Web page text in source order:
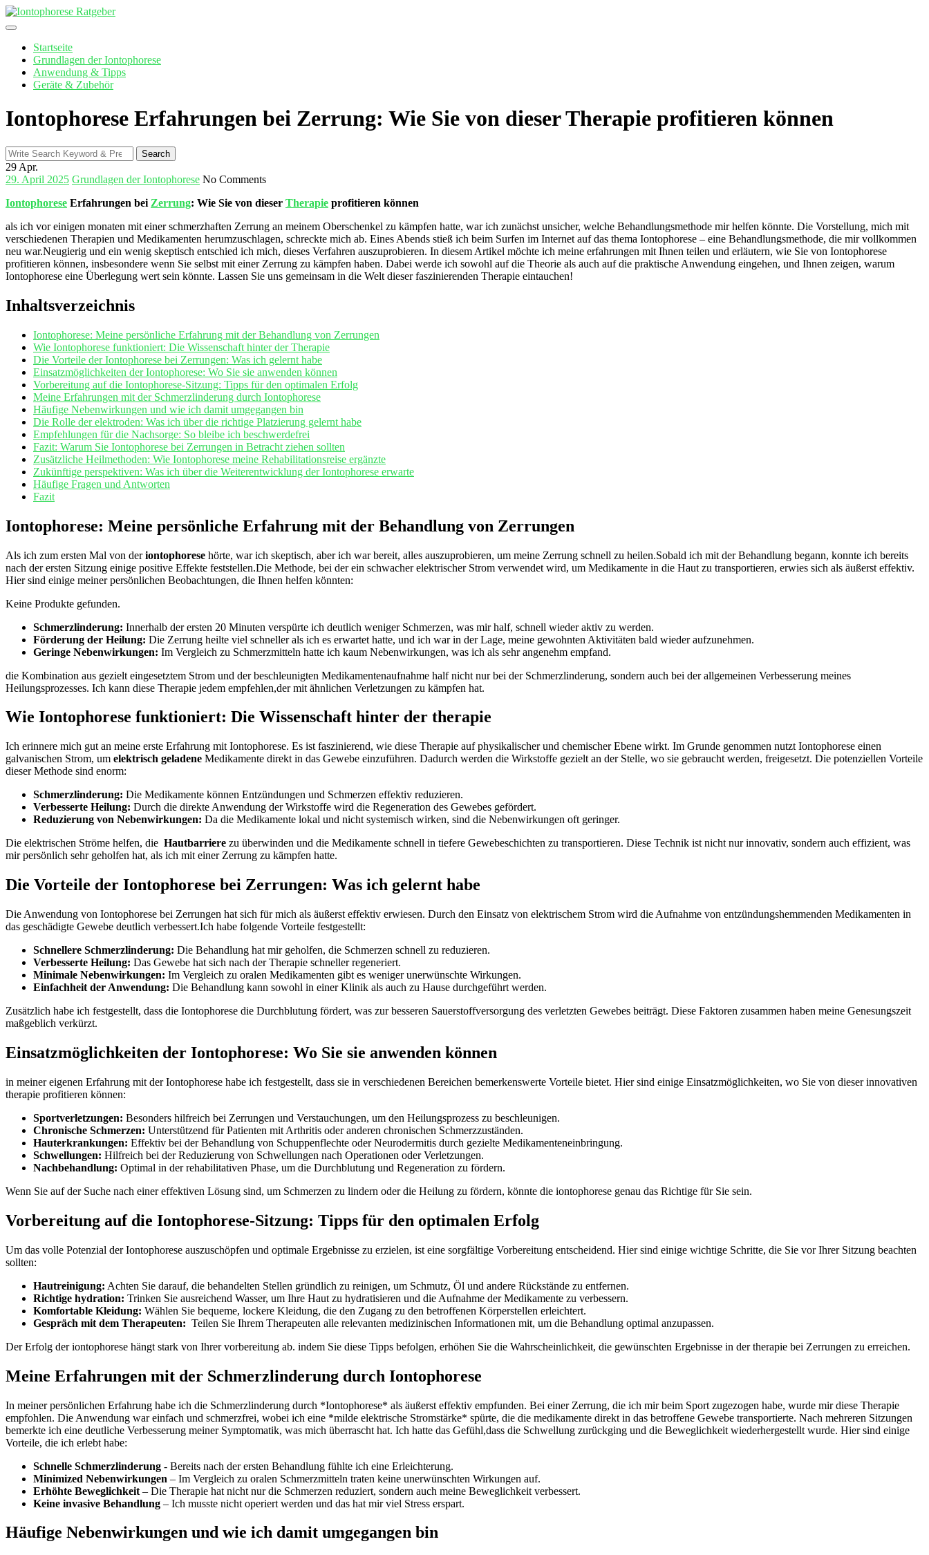
Skip
to
Startseite
Grundlagen der Iontophorese
Anwendung & Tipps
Geräte & Zubehör
Iontophorese Erfahrungen bei Zerrung: Wie Sie von dieser Therapie profitieren können
Search
for:
Search
29 Apr.
29. April 2025 Grundlagen der Iontophorese No Comments
Iontophorese Erfahrungen bei Zerrung: Wie Sie von dieser ‍ Therapie profitieren können
als‌ ich vor einigen monaten mit einer schmerzhaften Zerrung an meinem Oberschenkel ⁤zu kämpfen hatte, war ich zunächst unsicher, welche Behandlungsmethode mir helfen könnte. Die Vorstellung, mich mit
⁣verschiedenen Therapien und Medikamenten herumzuschlagen, schreckte ‍mich ab. Eines ⁤Abends stieß ich beim Surfen⁢ im Internet ⁣auf das thema ‍Iontophorese – eine Behandlungsmethode, die mir vollkommen
neu war.Neugierig und ein wenig skeptisch entschied ich mich,‌ dieses ‌Verfahren auszuprobieren. In‍ diesem Artikel möchte ich meine ⁢erfahrungen mit Ihnen ‍teilen und erläutern, ​wie Sie von⁤ Iontophorese
profitieren können, ​insbesondere wenn Sie selbst​ mit einer Zerrung zu kämpfen haben. Dabei werde ich ⁤sowohl auf die Theorie als auch auf die praktische Anwendung eingehen, und Ihnen zeigen, warum
Iontophorese eine Überlegung wert sein könnte. Lassen Sie uns gemeinsam in ⁤die Welt dieser faszinierenden Therapie eintauchen!
Inhaltsverzeichnis
Iontophorese: Meine persönliche Erfahrung mit der Behandlung von Zerrungen
Wie Iontophorese funktioniert: Die Wissenschaft hinter der Therapie
Die Vorteile der Iontophorese bei Zerrungen: Was ich gelernt habe
Einsatzmöglichkeiten der Iontophorese: Wo Sie sie anwenden‍ können
Vorbereitung auf die Iontophorese-Sitzung: Tipps ⁤für den optimalen Erfolg
Meine Erfahrungen mit der Schmerzlinderung durch Iontophorese
Häufige Nebenwirkungen und wie ich damit ‍umgegangen bin
Die Rolle der elektroden: Was ich über die richtige Platzierung gelernt ⁣habe
Empfehlungen für ⁣die Nachsorge: So bleibe ich beschwerdefrei
Fazit: Warum Sie Iontophorese bei Zerrungen ⁢in Betracht ⁤ziehen sollten
Zusätzliche Heilmethoden: Wie⁤ Iontophorese meine Rehabilitationsreise ergänzte
Zukünftige perspektiven: Was ich über die Weiterentwicklung der Iontophorese ⁢erwarte
Häufige Fragen und Antworten
Fazit
Iontophorese: Meine persönliche ⁤Erfahrung mit der Behandlung von Zerrungen
Als ich⁤ zum ersten Mal von‌ deriontophorese hörte, war ich‌ skeptisch, aber ich war⁤ bereit, alles auszuprobieren, um meine Zerrung schnell zu heilen.Sobald ich mit der Behandlung begann, konnte ⁢ich bereits
nach ⁣der ersten Sitzung einige positive ‍Effekte feststellen.Die‍ Methode, bei der ein schwacher ⁤elektrischer Strom verwendet wird, um Medikamente in die ‍Haut zu transportieren, erwies sich als äußerst effektiv.
Hier sind einige meiner persönlichen ‌Beobachtungen, die Ihnen helfen könnten:
Keine Produkte gefunden.
Schmerzlinderung: Innerhalb der ⁣ersten 20 Minuten verspürte ‌ich deutlich weniger Schmerzen,‍ was ⁣mir half, schnell wieder aktiv ⁣zu​ werden.
Förderung der Heilung: Die Zerrung heilte viel schneller⁤ als ich es erwartet hatte, und ich war in der Lage, meine gewohnten Aktivitäten ‍bald wieder aufzunehmen.
Geringe Nebenwirkungen: Im ⁣Vergleich zu Schmerzmitteln ⁣hatte ich kaum Nebenwirkungen, was ich als sehr angenehm​ empfand.
die ​Kombination aus gezielt eingesetztem Strom und der beschleunigten Medikamentenaufnahme half nicht nur bei der ​Schmerzlinderung, sondern⁢ auch bei der allgemeinen ‍Verbesserung‍ meines
Heilungsprozesses. Ich‍ kann diese Therapie jedem empfehlen,der mit ähnlichen ⁤Verletzungen zu kämpfen hat.
Wie Iontophorese funktioniert: Die ⁢Wissenschaft hinter der therapie
Ich erinnere​ mich gut an meine erste Erfahrung​ mit Iontophorese. Es ist faszinierend, wie diese Therapie auf physikalischer und chemischer Ebene wirkt. Im ⁤Grunde genommen nutzt Iontophorese einen
⁣galvanischen Strom, um elektrisch‌ geladene ‍Medikamente direkt in ​das Gewebe einzuführen. Dadurch werden die⁢ Wirkstoffe gezielt an der Stelle, wo‌ sie gebraucht werden, freigesetzt. Die potenziellen Vorteile
dieser Methode sind enorm:
Schmerzlinderung: Die Medikamente können Entzündungen und Schmerzen effektiv reduzieren.
Verbesserte Heilung: Durch die direkte ⁢Anwendung der Wirkstoffe wird die Regeneration des Gewebes gefördert.
Reduzierung ⁣von Nebenwirkungen: Da die Medikamente‍ lokal und nicht systemisch wirken, sind⁢ die ‌Nebenwirkungen oft geringer.
Die elektrischen Ströme helfen, die ⁤ Hautbarriere zu überwinden und die Medikamente schnell in⁤ tiefere Gewebeschichten zu transportieren. Diese Technik ist nicht nur innovativ, sondern auch effizient, was
mir⁢ persönlich sehr geholfen hat, als ich mit einer Zerrung zu kämpfen hatte.
Die Vorteile der Iontophorese‍ bei Zerrungen: ​Was‍ ich gelernt​ habe
Die Anwendung von Iontophorese bei Zerrungen hat sich‍ für mich als äußerst effektiv erwiesen. Durch den Einsatz von elektrischem‍ Strom wird die ⁢Aufnahme von entzündungshemmenden Medikamenten in
das geschädigte Gewebe deutlich verbessert.Ich habe folgende Vorteile festgestellt:
Schnellere Schmerzlinderung: Die Behandlung hat mir geholfen,‍ die Schmerzen schnell zu reduzieren.
Verbesserte Heilung: Das Gewebe hat sich nach ⁣der Therapie schneller regeneriert.
Minimale Nebenwirkungen: Im Vergleich zu oralen Medikamenten gibt es ‍weniger unerwünschte Wirkungen.
Einfachheit der Anwendung: Die Behandlung kann sowohl in einer Klinik als auch zu Hause durchgeführt werden.
Zusätzlich habe⁤ ich festgestellt, dass die Iontophorese die Durchblutung fördert, was ‌zur besseren Sauerstoffversorgung des verletzten Gewebes beiträgt. ⁣Diese Faktoren‌ zusammen haben meine Genesungszeit
maßgeblich verkürzt.
Einsatzmöglichkeiten der Iontophorese: Wo⁢ Sie sie anwenden können
in meiner eigenen Erfahrung mit⁢ der Iontophorese habe ich festgestellt, dass sie ‌in verschiedenen Bereichen ⁢bemerkenswerte ⁣Vorteile bietet. Hier sind einige Einsatzmöglichkeiten, wo​ Sie von dieser innovativen
therapie profitieren können:
Sportverletzungen: Besonders hilfreich bei Zerrungen und Verstauchungen, um den Heilungsprozess zu beschleunigen.
Chronische Schmerzen: Unterstützend ⁤für Patienten mit Arthritis ⁤oder anderen chronischen Schmerzzuständen.
Hauterkrankungen: ‍Effektiv bei der Behandlung von Schuppenflechte oder Neurodermitis durch gezielte Medikamenteneinbringung.
Schwellungen: ‍Hilfreich ⁢bei der Reduzierung von Schwellungen nach Operationen oder Verletzungen.
Nachbehandlung: Optimal in⁤ der rehabilitativen‍ Phase, um​ die Durchblutung und Regeneration zu fördern.
Wenn Sie auf der ⁣Suche nach einer effektiven Lösung sind, um ⁣Schmerzen zu lindern oder die Heilung zu fördern, könnte die iontophorese genau das Richtige für Sie sein.
Vorbereitung auf die Iontophorese-Sitzung: Tipps für den optimalen Erfolg
Um das volle Potenzial der Iontophorese auszuschöpfen und⁣ optimale Ergebnisse zu erzielen, ist eine sorgfältige Vorbereitung entscheidend. Hier sind einige wichtige ​Schritte, die Sie⁤ vor Ihrer ‌Sitzung beachten
sollten:
Hautreinigung: Achten Sie darauf, die behandelten Stellen gründlich zu reinigen, um Schmutz, Öl und​ andere Rückstände zu entfernen.
Richtige hydration: Trinken Sie ausreichend Wasser,⁤ um Ihre Haut zu hydratisieren und die Aufnahme der Medikamente zu verbessern.
Komfortable ‍Kleidung: Wählen Sie bequeme, lockere Kleidung, die den Zugang zu den betroffenen Körperstellen erleichtert.
Gespräch mit dem Therapeuten: ⁤ Teilen Sie Ihrem Therapeuten alle ⁢relevanten medizinischen Informationen mit, um die Behandlung optimal anzupassen.
Der Erfolg der iontophorese hängt stark von Ihrer vorbereitung⁣ ab. indem Sie diese Tipps befolgen, erhöhen Sie die Wahrscheinlichkeit, die gewünschten Ergebnisse in der therapie bei ⁤Zerrungen zu⁢ erreichen.
Meine Erfahrungen mit der Schmerzlinderung durch Iontophorese
In meiner persönlichen Erfahrung habe ich die Schmerzlinderung durch *Iontophorese* ⁣als äußerst effektiv empfunden. Bei einer Zerrung, die ⁢ich mir beim Sport ⁣zugezogen ‍habe, wurde mir diese Therapie
empfohlen. Die ⁢Anwendung war‌ einfach und schmerzfrei, wobei ich eine *milde elektrische Stromstärke* spürte, die ‌die‌ medikamente direkt in das betroffene Gewebe ⁤transportierte. Nach‌ mehreren Sitzungen
bemerkte ich eine deutliche Verbesserung meiner ‌Symptomatik, was mich überrascht⁣ hat. Ich ⁣hatte das Gefühl,dass die Schwellung zurückging und ⁤die ‌Beweglichkeit wiederhergestellt wurde. Hier ⁤sind einige
Vorteile, die ich erlebt habe:
Schnelle Schmerzlinderung ​- Bereits‍ nach der‌ ersten ⁢Behandlung fühlte‌ ich eine Erleichterung.
Minimized Nebenwirkungen – Im Vergleich zu oralen Schmerzmitteln ​traten keine⁣ unerwünschten Wirkungen auf.
Erhöhte Beweglichkeit – Die Therapie⁣ hat nicht nur die Schmerzen reduziert, sondern auch meine Beweglichkeit verbessert.
Keine invasive Behandlung – Ich musste nicht operiert werden⁢ und das hat mir ⁢viel Stress ⁣erspart.
Häufige Nebenwirkungen und wie ‍ich damit umgegangen bin